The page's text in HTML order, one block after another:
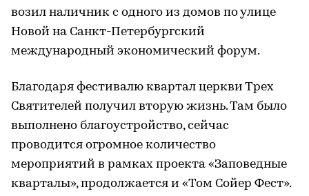
возил наличник с одного из домов по улице
Новой на Санкт-Петербургский
международный экономический форум.
Благодаря фестивалю квартал церкви Трех
Святителей получил вторую жизнь. Там было
выполнено благоустройство, сейчас
проводится огромное количество
мероприятий в рамках проекта «Заповедные
кварталы», продолжается и «Том Сойер Фест».